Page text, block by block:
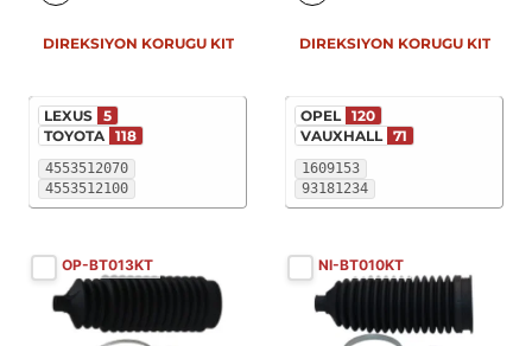
4553512070
4553512100
LEXUS 5
TOYOTA 118
DIREKSIYON KORUGU KIT
1609153
93181234
OPEL 120
VAUXHALL 71
DIREKSIYON KORUGU KIT
OP-BT013KT NI-BT010KT